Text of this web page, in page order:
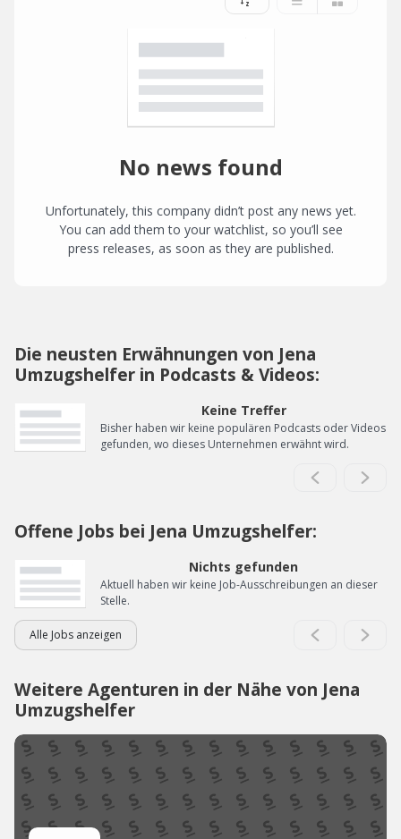
No news found
Unfortunately, this company didn’t post any news yet.
You can add them to your watchlist, so you’ll see
press releases, as soon as they are published.
Die neusten Erwähnungen von Jena
Umzugshelfer in Podcasts & Videos:
Keine Treffer
Bisher haben wir keine populären Podcasts oder Videos
gefunden, wo dieses Unternehmen erwähnt wird.
Offene Jobs bei Jena Umzugshelfer:
Nichts gefunden
Aktuell haben wir keine Job-Ausschreibungen an dieser
Stelle.
Alle Jobs anzeigen
Weitere Agenturen in der Nähe von Jena
Umzugshelfer